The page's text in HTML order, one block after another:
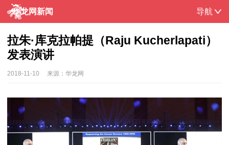
华龙网新闻 导航
拉朱·库克拉帕提（Raju Kucherlapati）
发表演讲
来源： 华龙网
2018-11-10